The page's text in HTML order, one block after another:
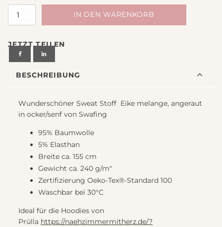
Sweat
Eike
ocker/senf,
angeraut
Swafing
IN DEN WARENKORB
JETZT TEILEN
BESCHREIBUNG
Wunderschöner Sweat Stoff Eike melange, angeraut
in ocker/senf von Swafing
95% Baumwolle
5% Elasthan
Breite ca. 155 cm
Gewicht ca. 240 g/m"
Zertifizierung Oeko-Tex®-Standard 100
Waschbar bei 30°C
Ideal für die Hoodies von
Prülla https://naehzimmermitherz.de/?